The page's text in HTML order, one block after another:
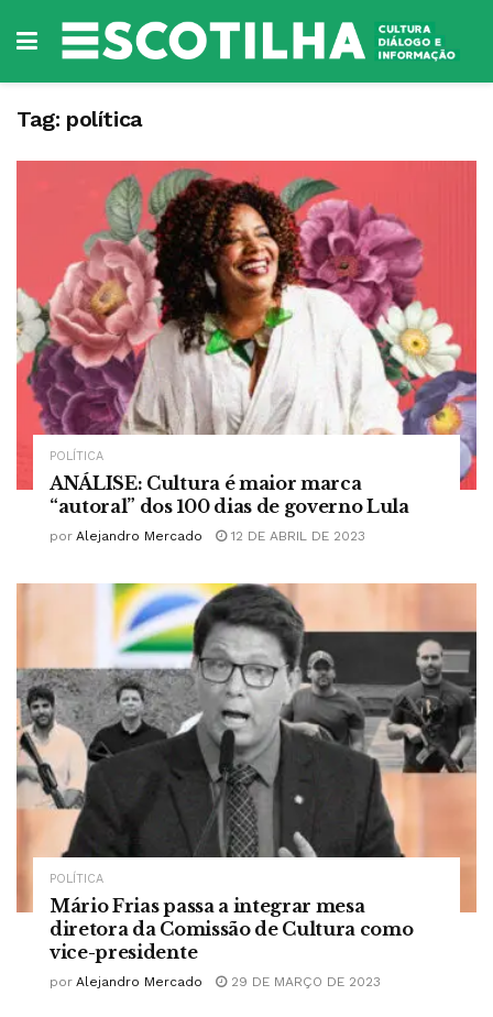
Tag: política
POLÍTICA
ANÁLISE: Cultura é maior marca
“autoral” dos 100 dias de governo Lula
por Alejandro Mercado 12 DE ABRIL DE 2023
POLÍTICA
Mário Frias passa a integrar mesa
diretora da Comissão de Cultura como
vice-presidente
por Alejandro Mercado 29 DE MARÇO DE 2023